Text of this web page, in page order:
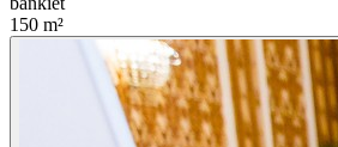
150 m²